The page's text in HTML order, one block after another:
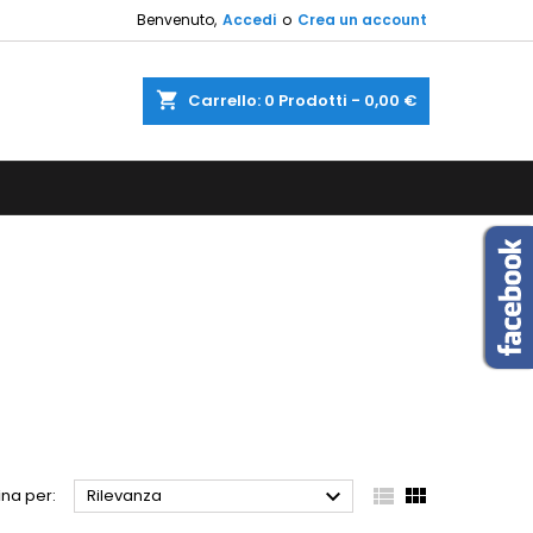
Benvenuto, Accedi o Crea un account
shopping_cart Carrello: 0 Prodotti - 0,00 €
per: Rilevanza   